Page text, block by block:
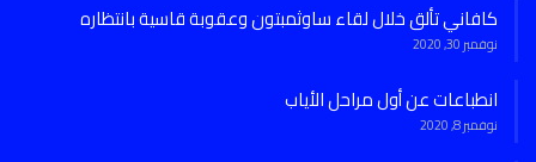
كافاني تألق خلال لقاء ساوثمبتون وعقوبة قاسية بانتظاره
نوفمبر 30, 2020
انطباعات عن أول مراحل الأياب
نوفمبر 8, 2020